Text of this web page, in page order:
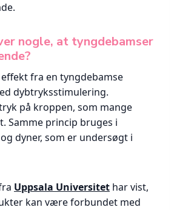
nogle, at tyngdebamser
fra en tyngdebamse
dybtryksstimulering.
på kroppen, som mange
Samme princip bruges i
dyner, som er undersøgt i
Uppsala Universitet har vist,
kan være forbundet med